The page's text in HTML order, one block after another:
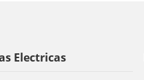
Electricas